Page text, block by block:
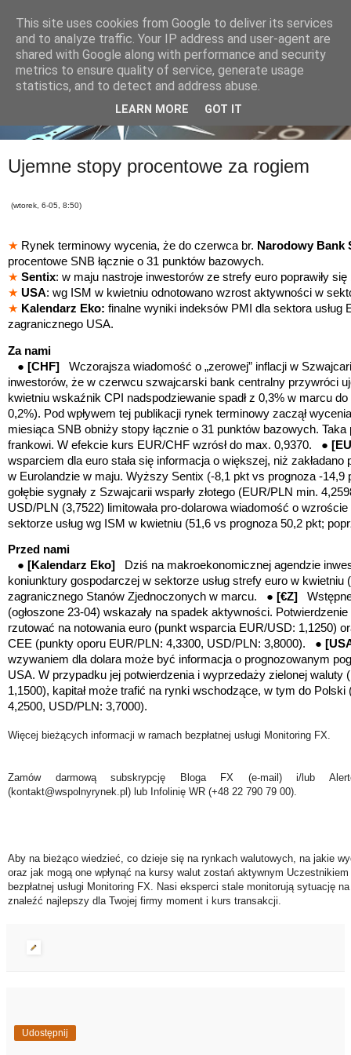
Ujemne stopy procentowe za rogiem
(wtorek, 6-05, 8:50)
★ Rynek terminowy wycenia, że do czerwca br. Narodowy Bank
procentowe SNB łącznie o 31 punktów bazowych.
★ Sentix: w maju nastroje inwestorów ze strefy euro poprawiły
★ USA: wg ISM w kwietniu odnotowano wzrost aktywności w
★ Kalendarz Eko: finalne wyniki indeksów PMI dla sektora usług
zagranicznego USA.
Za nami
● [CHF] Wczorajsza wiadomość o „zerowej” inflacji w
inwestorów, że w czerwcu szwajcarski bank centralny przywróci
kwietniu wskaźnik CPI nadspodziewanie spadł z 0,3% w marcu
0,2%). Pod wpływem tej publikacji rynek terminowy zaczął
miesiąca SNB obniży stopy łącznie o 31 punktów bazowych. Taka
frankowi. W efekcie kurs EUR/CHF wzrósł do max. 0,9370. ●
wsparciem dla euro stała się informacja o większej, niż
w Eurolandzie w maju. Wyższy Sentix (-8,1 pkt vs prognoza -14,9
gołębie sygnały z Szwajcarii wsparły złotego (EUR/PLN min.
USD/PLN (3,7522) limitowała pro-dolarowa wiadomość o
sektorze usług wg ISM w kwietniu (51,6 vs prognoza 50,2 pkt;
Przed nami
● [Kalendarz Eko]
Dziś na makroekonomicznej agendzie
koniunktury gospodarczej w sektorze usług strefy euro w kwietniu
zagranicznego Stanów Zjednoczonych w marcu. ● [€Z]
(ogłoszone 23-04) wskazały na spadek aktywności.
rzutować na notowania euro (punkt wsparcia EUR/USD: 1,1250)
CEE (punkty oporu EUR/PLN: 4,3300, USD/PLN: 3,8000). ●
wzywaniem dla dolara może być informacja o prognozowanym
USA. W przypadku jej potwierdzenia i wyprzedaży zielonej waluty
1,1500), kapitał może trafić na rynki wschodzące, w tym do Polski
4,2500, USD/PLN: 3,7000).
Więcej bieżących informacji w ramach bezpłatnej usługi Monitoring FX.
Zamów darmową subskrypcję Bloga FX (e-mail) i/lub
(kontakt@wspolnyrynek.pl) lub Infolinię WR (+48 22 790 79 00).
Aby na bieżąco wiedzieć, co dzieje się na rynkach walutowych, na jakie
oraz jak mogą one wpłynąć na kursy walut zostań aktywnym
bezpłatnej usługi Monitoring FX. Nasi eksperci stale monitorują sytuację
znaleźć najlepszy dla Twojej firmy moment i kurs transakcji.
Udostępnij
This site uses cookies from Google to deliver its services
and to analyze traffic. Your IP address and user-agent are
shared with Google along with performance and security
metrics to ensure quality of service, generate usage
statistics, and to detect and address abuse.
LEARN MORE GOT IT